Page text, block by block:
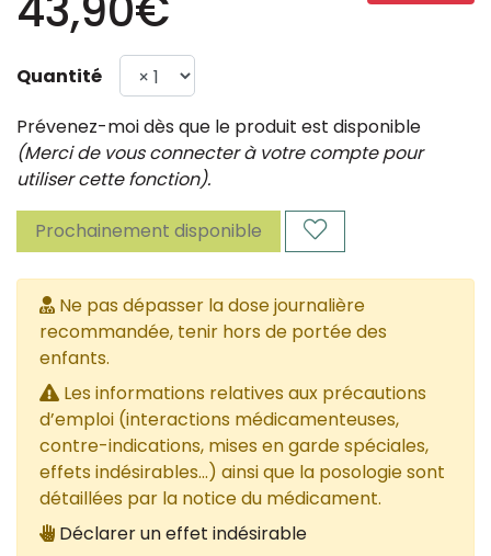
Quantité
Prévenez-moi dès que le produit est disponible
(Merci de vous connecter à votre compte pour
utiliser cette fonction).
Prochainement disponible
Ne pas dépasser la dose journalière
recommandée, tenir hors de portée des
enfants.
Les informations relatives aux précautions
d’emploi (interactions médicamenteuses,
contre-indications, mises en garde spéciales,
effets indésirables...) ainsi que la posologie sont
détaillées par la notice du médicament.
Déclarer un effet indésirable